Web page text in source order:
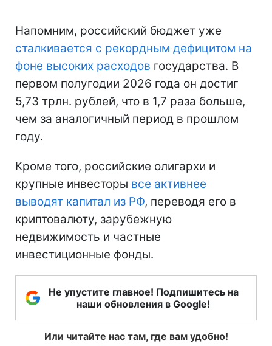
Напомним, российский бюджет уже
сталкивается с рекордным дефицитом на
фоне высоких расходов государства. В
первом полугодии 2026 года он достиг
5,73 трлн. рублей, что в 1,7 раза больше,
чем за аналогичный период в прошлом
году.
Кроме того, российские олигархи и
крупные инвесторы все активнее
выводят капитал из РФ, переводя его в
криптовалюту, зарубежную
недвижимость и частные
инвестиционные фонды.
Не упустите главное! Подпишитесь на
наши обновления в Google!
Или читайте нас там, где вам удобно!